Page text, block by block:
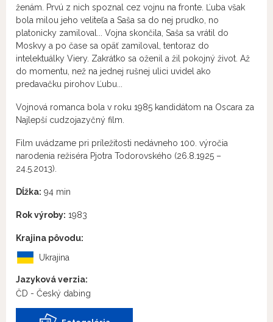
ženám. Prvú z nich spoznal cez vojnu na fronte. Ľuba však
bola milou jeho veliteľa a Saša sa do nej prudko, no
platonicky zamiloval... Vojna skončila, Saša sa vrátil do
Moskvy a po čase sa opäť zamiloval, tentoraz do
intelektuálky Viery. Zakrátko sa oženil a žil pokojný život. Až
do momentu, než na jednej rušnej ulici uvidel ako
predavačku pirohov Ľubu...
Vojnová romanca bola v roku 1985 kandidátom na Oscara za
Najlepší cudzojazyčný film.
Film uvádzame pri príležitosti nedávneho 100. výročia
narodenia režiséra Pjotra Todorovského (26.8.1925 –
24.5.2013).
Dĺžka: 94 min
Rok výroby: 1983
Krajina pôvodu:
Ukrajina
Jazyková verzia:
ČD - Český dabing